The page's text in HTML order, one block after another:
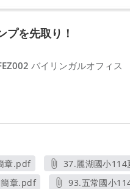
を先取り！
バイリンガルオフィス
章.pdf
37.麗湖國小
簡章.pdf
93.五常國小